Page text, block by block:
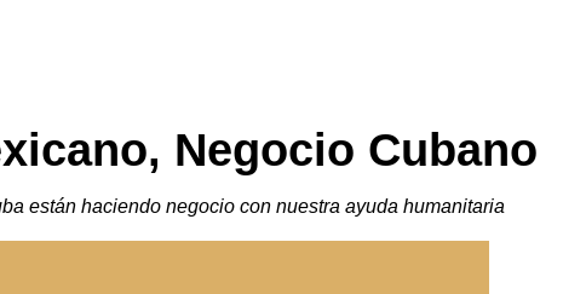
Negocio Cubano
están haciendo negocio con nuestra ayuda humanitaria